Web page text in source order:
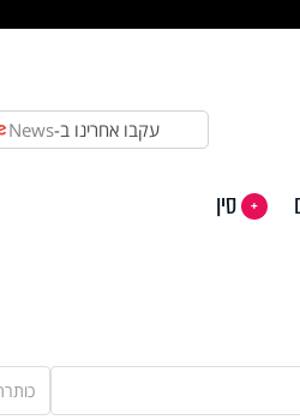
עקבו אחרינו ב-News
סין